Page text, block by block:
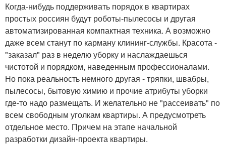
Когда-нибудь поддерживать порядок в квартирах
простых россиян будут роботы-пылесосы и другая
автоматизированная компактная техника. А возможно
даже всем станут по карману клининг-службы. Красота -
"заказал" раз в неделю уборку и наслаждаешься
чистотой и порядком, наведенным профессионалами.
Но пока реальность немного другая - тряпки, швабры,
пылесосы, бытовую химию и прочие атрибуты уборки
где-то надо размещать. И желательно не "рассеивать" по
всем свободным уголкам квартиры. А предусмотреть
отдельное место. Причем на этапе начальной
разработки дизайн-проекта квартиры.